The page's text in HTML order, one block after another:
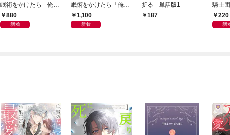
眠術をかけたら「俺の
最愛の人」と激重感情
をぶつけられています
880
新着
眠術をかけたら「俺の
最愛の人」と激重感情
をぶつけられています
1,100
新着
折る 単話版1
187
騎士
童貞
版1
220
新